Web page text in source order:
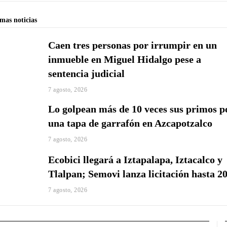
noticias
Caen tres personas por irrumpir en un
inmueble en Miguel Hidalgo pese a
sentencia judicial
7 agosto, 2026
Lo golpean más de 10 veces sus primos
una tapa de garrafón en Azcapotzalco
7 agosto, 2026
Ecobici llegará a Iztapalapa, Iztacalco y
Tlalpan; Semovi lanza licitación hasta
7 agosto, 2026